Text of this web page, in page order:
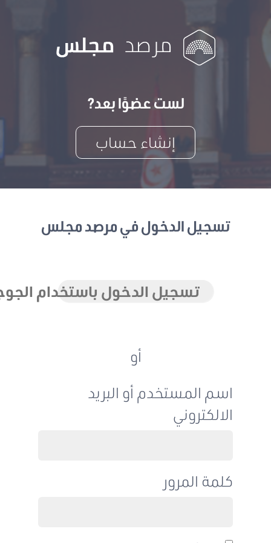
لست عضوًا بعد?
إنشاء حساب
تسجيل الدخول في مرصد مجلس
تسجيل الدخول باستخدام الجوجل
اسم المستخدم أو البريد
الالكتروني
كلمة المرور